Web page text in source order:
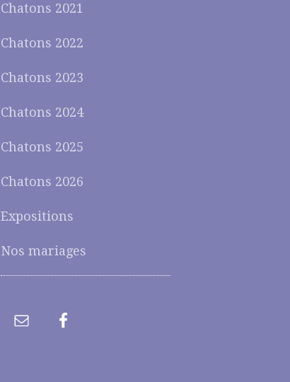
Chatons 2021
Chatons 2022
Chatons 2023
Chatons 2024
Chatons 2025
Chatons 2026
Expositions
Nos mariages